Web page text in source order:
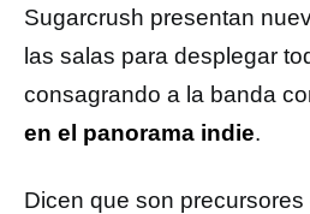
Sugarcrush presentan
las salas para desplegar
consagrando a la banda
en el panorama indie.
Dicen que son